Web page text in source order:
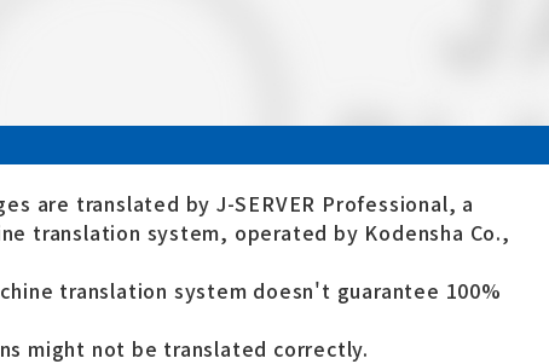
are translated by J-SERVER Professional, a
translation system, operated by Kodensha Co.,
translation system doesn't guarantee 100%
might not be translated correctly.